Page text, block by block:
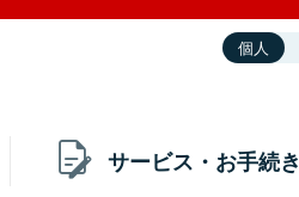
個人
サービス・お手続き